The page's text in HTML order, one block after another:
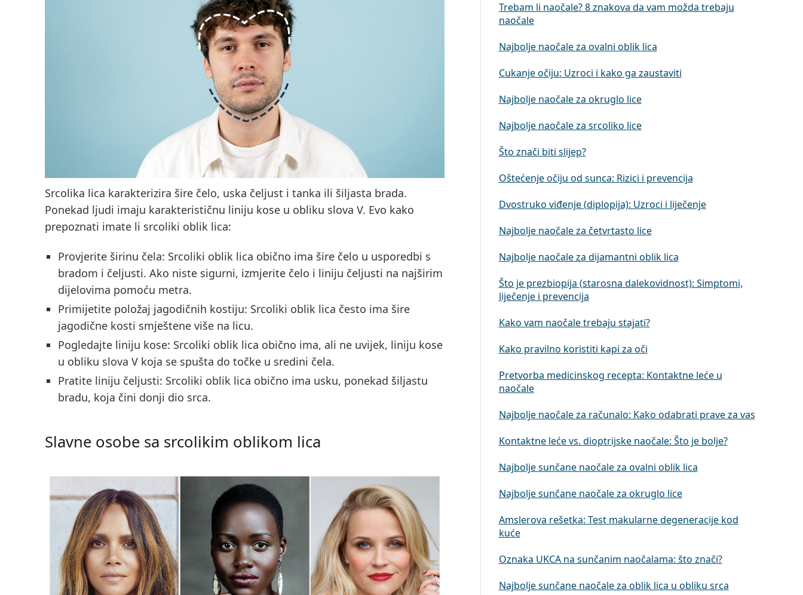
Srcolika lica karakterizira šire čelo, uska čeljust i tanka ili šiljasta brada.
Ponekad ljudi imaju karakterističnu liniju kose u obliku slova V. Evo kako
prepoznati imate li srcoliki oblik lica:
Provjerite širinu čela: Srcoliki oblik lica obično ima šire čelo u usporedbi s
bradom i čeljusti. Ako niste sigurni, izmjerite čelo i liniju čeljusti na najširim
dijelovima pomoću metra.
Primijetite položaj jagodičnih kostiju: Srcoliki oblik lica često ima šire
jagodične kosti smještene više na licu.
Pogledajte liniju kose: Srcoliki oblik lica obično ima, ali ne uvijek, liniju kose
u obliku slova V koja se spušta do točke u sredini čela.
Pratite liniju čeljusti: Srcoliki oblik lica obično ima usku, ponekad šiljastu
bradu, koja čini donji dio srca.
Slavne osobe sa srcolikim oblikom lica
Trebam li naočale? 8 znakova da vam možda trebaju
naočale
Najbolje naočale za ovalni oblik lica
Cukanje očiju: Uzroci i kako ga zaustaviti
Najbolje naočale za okruglo lice
Najbolje naočale za srcoliko lice
Što znači biti slijep?
Oštećenje očiju od sunca: Rizici i prevencija
Dvostruko viđenje (diplopija): Uzroci i liječenje
Najbolje naočale za četvrtasto lice
Najbolje naočale za dijamantni oblik lica
Što je prezbiopija (starosna dalekovidnost): Simptomi,
liječenje i prevencija
Kako vam naočale trebaju stajati?
Kako pravilno koristiti kapi za oči
Pretvorba medicinskog recepta: Kontaktne leće u
naočale
Najbolje naočale za računalo: Kako odabrati prave za vas
Kontaktne leće vs. dioptrijske naočale: Što je bolje?
Najbolje sunčane naočale za ovalni oblik lica
Najbolje sunčane naočale za okruglo lice
Amslerova rešetka: Test makularne degeneracije kod
kuće
Oznaka UKCA na sunčanim naočalama: što znači?
Najbolje sunčane naočale za oblik lica u obliku srca